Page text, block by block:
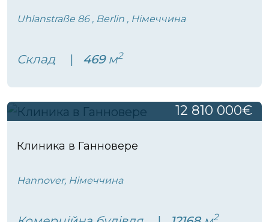
Uhlanstraße 86 , Berlin , Німеччина
Склад 469м2
12 810 000€
Клиника в Ганновере
Hannover, Німеччина
2